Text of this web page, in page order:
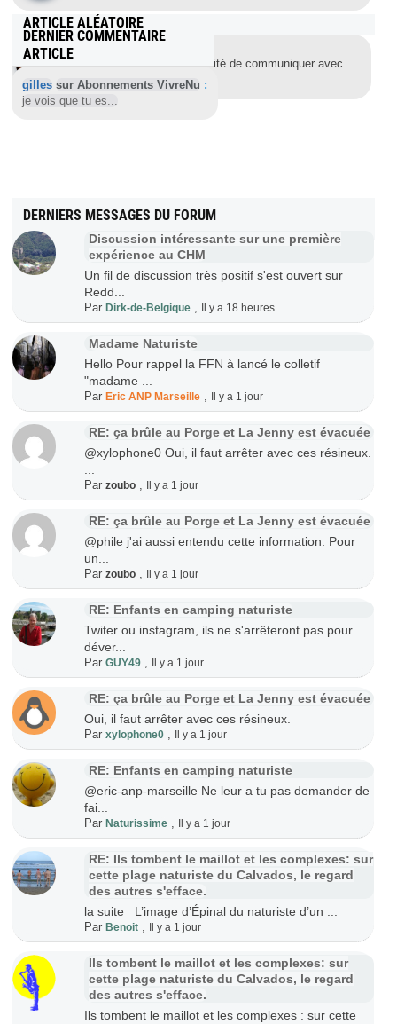
ARTICLE ALÉATOIRE
Innondation
La pièce parle de l’impossibilité de communiquer avec
DERNIER COMMENTAIRE
ARTICLE
gilles sur Abonnements VivreNu :
je vois que tu es...
DERNIERS MESSAGES DU FORUM
Discussion intéressante sur une première
expérience au CHM
Un fil de discussion très positif s'est ouvert sur
Redd...
ParDirk-de-Belgique , Il y a 18 heures
Madame Naturiste
Hello Pour rappel la FFN à lancé le colletif
"madame ...
ParEric ANP Marseille , Il y a 1 jour
RE: ça brûle au Porge et La Jenny est évacuée
@xylophone0 Oui, il faut arrêter avec ces résineux.
...
Parzoubo , Il y a 1 jour
RE: ça brûle au Porge et La Jenny est évacuée
@phile j'ai aussi entendu cette information. Pour
un...
Parzoubo , Il y a 1 jour
RE: Enfants en camping naturiste
Twiter ou instagram, ils ne s'arrêteront pas pour
déver...
ParGUY49 , Il y a 1 jour
RE: ça brûle au Porge et La Jenny est évacuée
Oui, il faut arrêter avec ces résineux.
Parxylophone0 , Il y a 1 jour
RE: Enfants en camping naturiste
@eric-anp-marseille Ne leur a tu pas demander de
fai...
ParNaturissime , Il y a 1 jour
RE: Ils tombent le maillot et les complexes: sur
cette plage naturiste du Calvados, le regard
des autres s'efface.
la suite L’image d’Épinal du naturiste d’un ...
ParBenoit , Il y a 1 jour
Ils tombent le maillot et les complexes: sur
cette plage naturiste du Calvados, le regard
des autres s'efface.
Ils tombent le maillot et les complexes : sur cette